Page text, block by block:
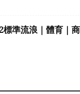
標準流浪｜體育｜